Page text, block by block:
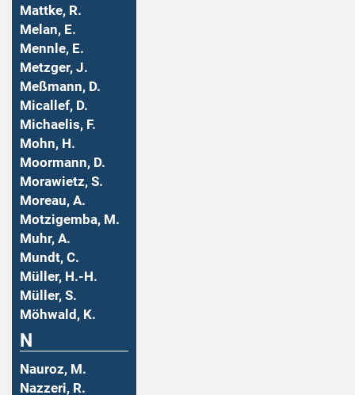
Mattke, R.
Melan, E.
Mennle, E.
Metzger, J.
Meßmann, D.
Micallef, D.
Michaelis, F.
Mohn, H.
Moormann, D.
Morawietz, S.
Moreau, A.
Motzigemba, M.
Muhr, A.
Mundt, C.
Müller, H.-H.
Müller, S.
Möhwald, K.
N
Nauroz, M.
Nazzeri, R.